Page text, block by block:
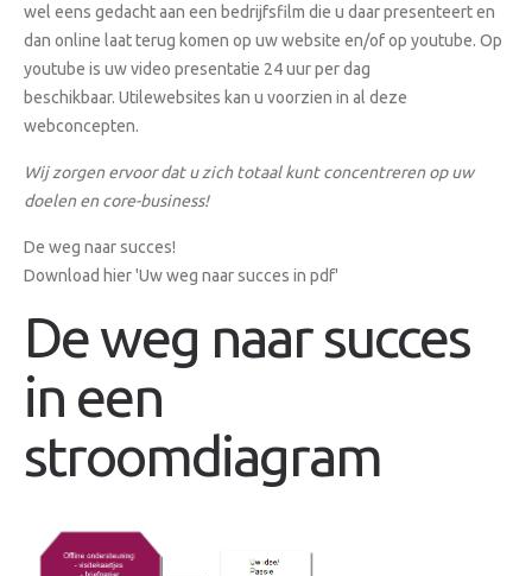
wel eens gedacht aan een bedrijfsfilm die u daar presenteert en
dan online laat terug komen op uw website en/of op youtube. Op
youtube is uw video presentatie 24 uur per dag
beschikbaar. Utilewebsites kan u voorzien in al deze
webconcepten.
Wij zorgen ervoor dat u zich totaal kunt concentreren op uw
doelen en core-business!
De weg naar succes!
Download hier'Uw weg naar succes in pdf'
De weg naar succes
in een
stroomdiagram